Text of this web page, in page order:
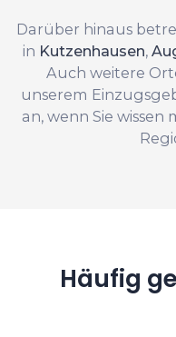
Darüber hinaus
in Kutzenhausen,
Auch weitere
unserem
an, wenn Sie
Häufig